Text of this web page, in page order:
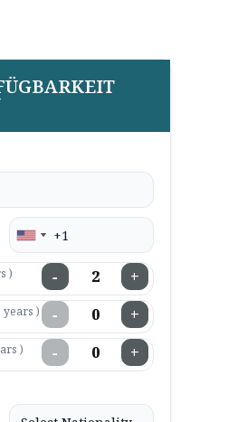
) − +
years ) − +
) − +